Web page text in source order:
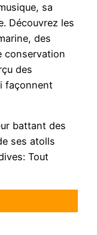
sa
Découvrez les
des
conservation
des
façonnent
battant des
ses atolls
Tout